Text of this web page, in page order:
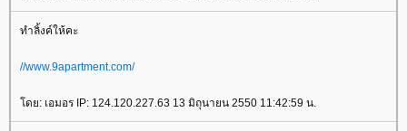
ทำลิ้งค์ให้คะ
//www.9apartment.com/
ดย: เอมอร IP: 124.120.227.63 13 มิถุนายน 2550 11:42:59 น.